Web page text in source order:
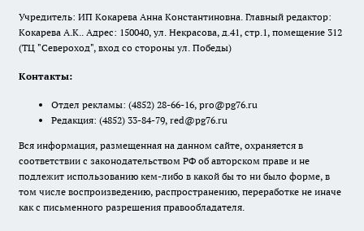
Учредитель: ИП Кокарева Анна Константиновна. Главный редактор:
Кокарева А.К.. Адрес: 150040, ул. Некрасова, д.41, стр.1, помещение 312
(ТЦ "Североход", вход со стороны ул. Победы)
Контакты:
Отдел рекламы: (4852) 28-66-16, pro@pg76.ru
Редакция: (4852) 33-84-79, red@pg76.ru
Вся информация, размещенная на данном сайте, охраняется в
соответствии с законодательством РФ об авторском праве и не
подлежит использованию кем-либо в какой бы то ни было форме, в
том числе воспроизведению, распространению, переработке не иначе
как с письменного разрешения правообладателя.